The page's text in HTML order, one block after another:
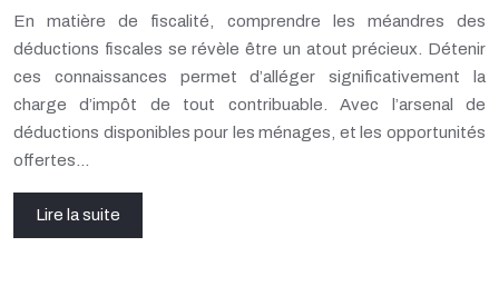
En matière de fiscalité, comprendre les méandres des
déductions fiscales se révèle être un atout précieux. Détenir
ces connaissances permet d’alléger significativement la
charge d’impôt de tout contribuable. Avec l’arsenal de
déductions disponibles pour les ménages, et les opportunités
offertes…
Lire la suite